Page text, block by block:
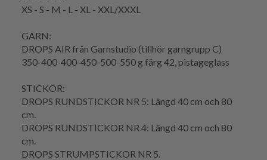
XS - S - M - L - XL - XXL/XXXL
GARN:
DROPS AIR från Garnstudio (tillhör garngrupp C)
350-400-400-450-500-550 g färg 42, pistageglass
STICKOR:
DROPS RUNDSTICKOR NR 5: Längd 40 cm och 80
cm.
DROPS RUNDSTICKOR NR 4: Längd 40 cm och 80
cm.
DROPS STRUMPSTICKOR NR 5.